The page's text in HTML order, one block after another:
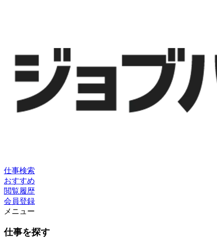
仕事検索
おすすめ
閲覧履歴
会員登録
メニュー
仕事を探す